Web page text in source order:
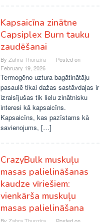
Kapsaicīna zinātne
Capsiplex Burn tauku
zaudēšanai
By Zahra Thunzira
Posted on
February 19, 2026
Termogēno uztura bagātinātāju
pasaulē tikai dažas sastāvdaļas ir
izraisījušas tik lielu zinātnisku
interesi kā kapsaicīns.
Kapsaicīns, kas pazīstams kā
savienojums, […]
CrazyBulk muskuļu
masas palielināšanas
kaudze vīriešiem:
vienkārša muskuļu
masas palielināšana